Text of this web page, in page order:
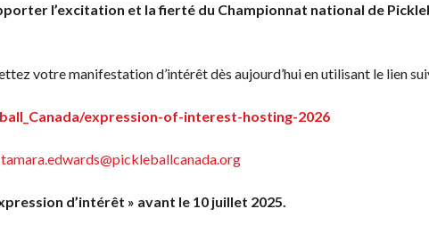
les membres
fréquentes
l’adhésion
membres
d’assurance
Questions
concernant
l’excitation et la fierté du Championnat national de
votre manifestation d’intérêt dès aujourd’hui en utilisant le lien
expression-of-interest-hosting-2026
tamara.edwards@pickleballcanada.org
d’intérêt » avant le 10 juillet 2025.